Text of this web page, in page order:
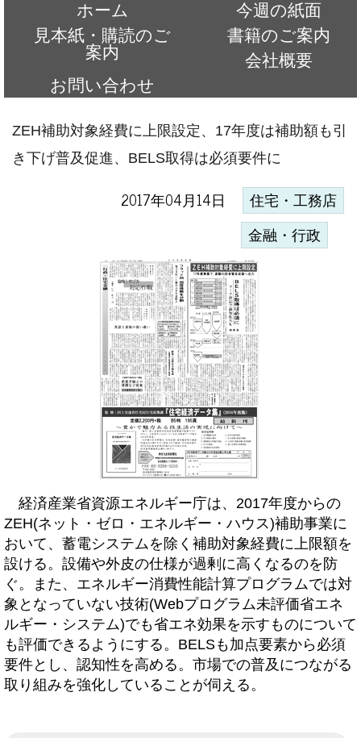
ホーム
今週の紙面
見本紙・購読のご
案内
書籍のご案内
会社概要
お問い合わせ
ZEH補助対象経費に上限設定、17年度は補助額も引
き下げ普及促進、BELS取得は必須要件に
2017年04月14日 住宅・工務店
金融・行政
経済産業省資源エネルギー庁は、2017年度からの
ZEH(ネット・ゼロ・エネルギー・ハウス)補助事業に
おいて、蓄電システムを除く補助対象経費に上限額を
設ける。設備や外皮の仕様が過剰に高くなるのを防
ぐ。また、エネルギー消費性能計算プログラムでは対
象となっていない技術(Webプログラム未評価省エネ
ルギー・システム)でも省エネ効果を示すものについて
も評価できるようにする。BELSも加点要素から必須
要件とし、認知性を高める。市場での普及につながる
取り組みを強化していることが伺える。